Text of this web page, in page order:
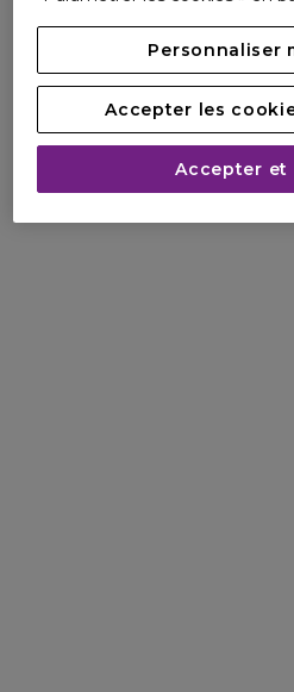
Personnaliser
Accepter les
Accepter et